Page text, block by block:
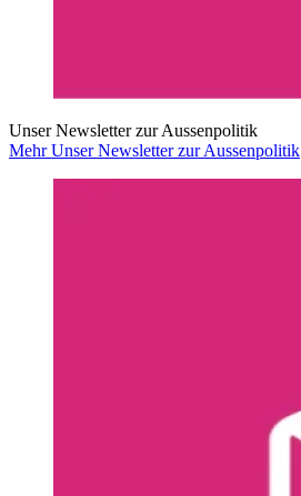
Unser Newsletter zur Aussenpolitik
Mehr Unser Newsletter zur Aussenpolitik